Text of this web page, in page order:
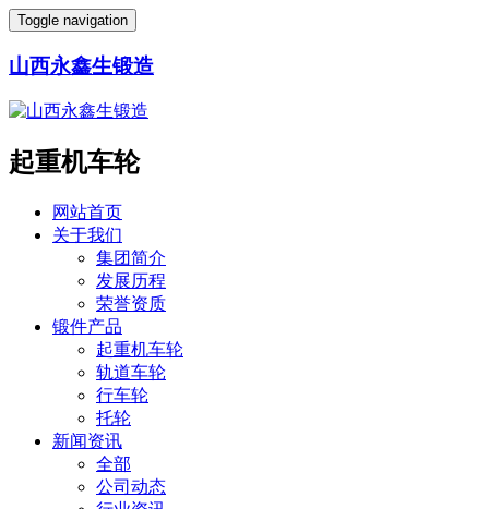
Toggle navigation
山西永鑫生锻造
起重机车轮
网站首页
关于我们
集团简介
发展历程
荣誉资质
锻件产品
起重机车轮
轨道车轮
行车轮
托轮
新闻资讯
全部
公司动态